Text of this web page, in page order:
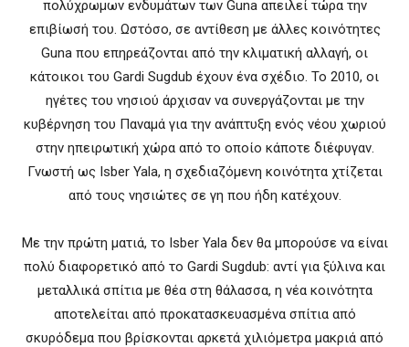
πολύχρωμων ενδυμάτων των Guna απειλεί τώρα την
επιβίωσή του. Ωστόσο, σε αντίθεση με άλλες κοινότητες
Guna που επηρεάζονται από την κλιματική αλλαγή, οι
κάτοικοι του Gardi Sugdub έχουν ένα σχέδιο. Το 2010, οι
ηγέτες του νησιού άρχισαν να συνεργάζονται με την
κυβέρνηση του Παναμά για την ανάπτυξη ενός νέου χωριού
στην ηπειρωτική χώρα από το οποίο κάποτε διέφυγαν.
Γνωστή ως Isber Yala, η σχεδιαζόμενη κοινότητα χτίζεται
από τους νησιώτες σε γη που ήδη κατέχουν.
Με την πρώτη ματιά, το Isber Yala δεν θα μπορούσε να είναι
πολύ διαφορετικό από το Gardi Sugdub: αντί για ξύλινα και
μεταλλικά σπίτια με θέα στη θάλασσα, η νέα κοινότητα
αποτελείται από προκατασκευασμένα σπίτια από
σκυρόδεμα που βρίσκονται αρκετά χιλιόμετρα μακριά από